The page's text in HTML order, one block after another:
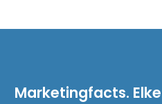
Marketingfacts.